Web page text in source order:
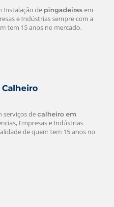
Instalação de pingadeirasem
e Indústrias sempre com a
tem 15 anos no mercado.
serviços decalheiro em
Empresas e Indústrias
de quem tem 15 anos no